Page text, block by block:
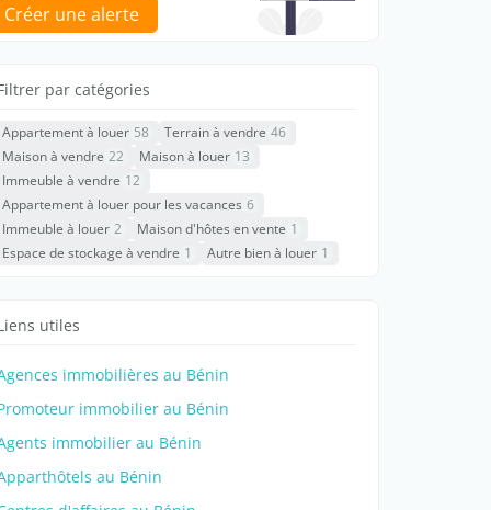
Créer une alerte
par catégories
Appartement à louer 58 Terrain à vendre 46
Maison à vendre 22 Maison à louer 13
Immeuble à vendre 12
Appartement à louer pour les vacances 6
Immeuble à louer 2 Maison d'hôtes en vente 1
Espace de stockage à vendre 1 Autre bien à louer 1
utiles
immobilières au Bénin
immobilier au Bénin
immobilier au Bénin
au Bénin